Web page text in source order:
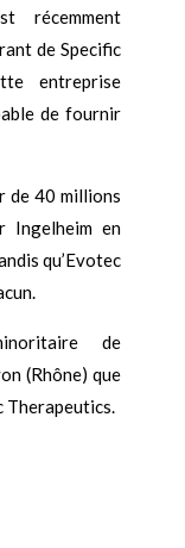
récemment
de Specific
entreprise
de fournir
de 40 millions
Ingelheim en
qu’Evotec
de
(Rhône) que
Therapeutics.